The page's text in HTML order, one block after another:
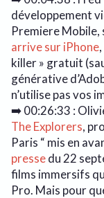
développement
Premiere Mobile,
arrive sur iPhone
killer » gratuit
générative
n’utilise pas vos
➡️ 00:26:33 :
The Explorers,
Paris “ mis en
pressedu 22
films immersifs
Pro. Mais pour